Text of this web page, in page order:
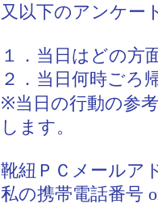
又以下のアンケー
１．当日はどの方
２．当日何時ごろ
※当日の行動の参
します。
靴紐ＰＣメールア
私の携帯電話番号